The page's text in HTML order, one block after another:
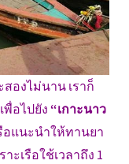
สองไม่นาน เราก็
พื่อไปยัง “เกาะนาว
อแนะนำให้ทานยา
ะเรือใช้เวลาถึง 1